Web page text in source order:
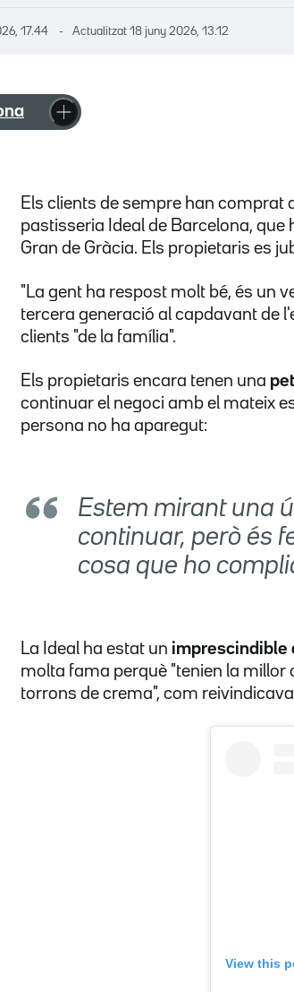
17.44 Actualitzat 18 juny 2026, 13.12
Els clients de sempre han comprat
pastisseria Ideal de Barcelona,
Gran de Gràcia. Els propietaris es
"La gent ha respost molt bé, és un
tercera generació al capdavant de
clients "de la família".
Els propietaris encara tenen una
continuar el negoci amb el mateix
persona no ha aparegut:
Estem mirant una
continuar, però és
cosa que ho
La Ideal ha estat un imprescindible
molta fama perquè "tenien la millor
torrons de crema", com
View this